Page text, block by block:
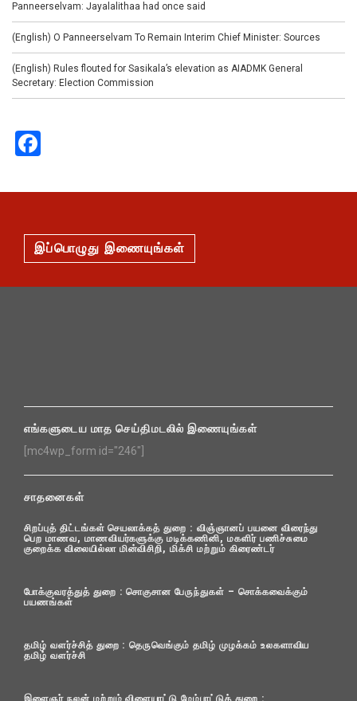
Panneerselvam: Jayalalithaa had once said
(English) O Panneerselvam To Remain Interim Chief Minister: Sources
(English) Rules flouted for Sasikala’s elevation as AIADMK General
Secretary: Election Commission
இப்பொழுது இணையுங்கள்
எங்களுடைய மாத செய்திமடலில் இணையுங்கள்
[mc4wp_form id="246"]
சாதனைகள்
சிறப்புத் திட்டங்கள் செயலாக்கத் துறை : விஞ்ஞானப் பயனை விரைந்து
பெற மாணவ, மாணவியர்களுக்கு மடிக்கணினி, மகளிர் பணிச்சுமை
குறைக்க விலையில்லா மின்விசிறி, மிக்சி மற்றும் கிரைண்டர்
போக்குவரத்துத் துறை : சொகுசான பேருந்துகள் – சொக்கவைக்கும்
பயணங்கள்
தமிழ் வளர்ச்சித் துறை : தெருவெங்கும் தமிழ் முழக்கம் உலகளாவிய
தமிழ் வளர்ச்சி
இளைஞர் நலன் மற்றும் விளையாட்டு மேம்பாட்டுத் துறை :